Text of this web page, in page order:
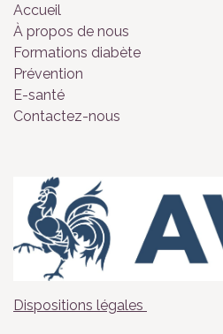
Accueil
À propos de nous
Formations diabète
Prévention
E-santé
Contactez-nous
Dispositions légales